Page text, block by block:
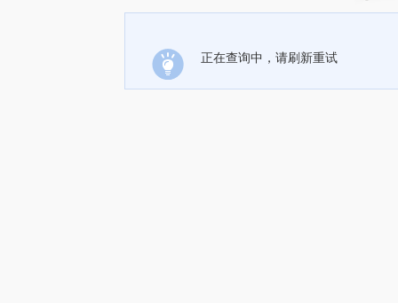
正在查询中，请刷新重试